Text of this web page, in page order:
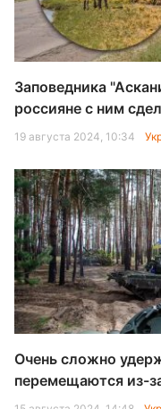
Заповедника
россияне с ним
19 августа 2024, 10:34
Очень сложно
перемещаются из-